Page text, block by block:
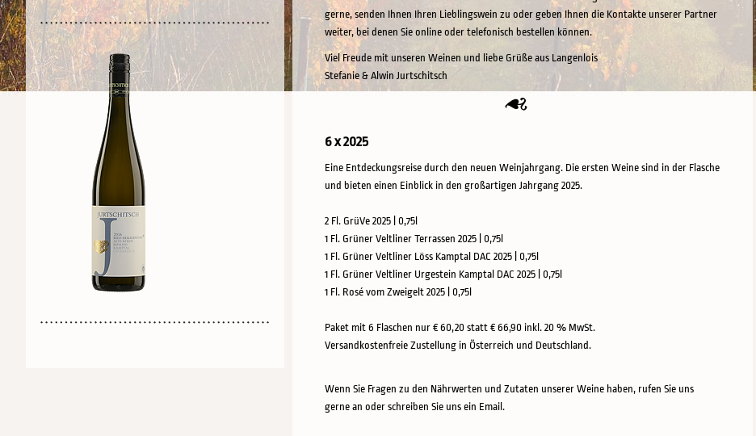
gerne, senden Ihnen Ihren Lieblingswein zu oder geben Ihnen die Kontakte unserer Partner
weiter, bei denen Sie online oder telefonisch bestellen können.
Viel Freude mit unseren Weinen und liebe Grüße aus Langenlois
Stefanie & Alwin Jurtschitsch
6 x 2025
Eine Entdeckungsreise durch den neuen Weinjahrgang. Die ersten Weine sind in der Flasche
und bieten einen Einblick in den großartigen Jahrgang 2025.
2 Fl. GrüVe 2025 | 0,75l
1 Fl. Grüner Veltliner Terrassen 2025 | 0,75l
1 Fl. Grüner Veltliner Löss Kamptal DAC 2025 | 0,75l
1 Fl. Grüner Veltliner Urgestein Kamptal DAC 2025 | 0,75l
1 Fl. Rosé vom Zweigelt 2025 | 0,75l
Paket mit 6 Flaschen nur € 60,20 statt € 66,90 inkl. 20 % MwSt.
Versandkostenfreie Zustellung in Österreich und Deutschland.
Wenn Sie Fragen zu den Nährwerten und Zutaten unserer Weine haben, rufen Sie uns
gerne an oder schreiben Sie uns ein Email.